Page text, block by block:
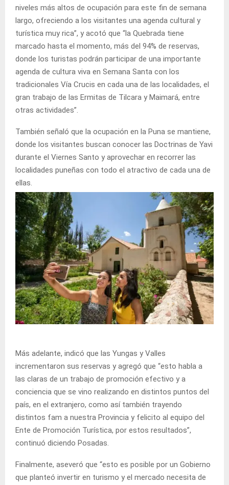
niveles más altos de ocupación para este fin de semana
largo, ofreciendo a los visitantes una agenda cultural y
turística muy rica”, y acotó que “la Quebrada tiene
marcado hasta el momento, más del 94% de reservas,
donde los turistas podrán participar de una importante
agenda de cultura viva en Semana Santa con los
tradicionales Vía Crucis en cada una de las localidades, el
gran trabajo de las Ermitas de Tilcara y Maimará, entre
otras actividades”.
También señaló que la ocupación en la Puna se mantiene,
donde los visitantes buscan conocer las Doctrinas de Yavi
durante el Viernes Santo y aprovechar en recorrer las
localidades puneñas con todo el atractivo de cada una de
ellas.
Más adelante, indicó que las Yungas y Valles
incrementaron sus reservas y agregó que “esto habla a
las claras de un trabajo de promoción efectivo y a
conciencia que se vino realizando en distintos puntos del
país, en el extranjero, como así también trayendo
distintos fam a nuestra Provincia y felicito al equipo del
Ente de Promoción Turística, por estos resultados”,
continuó diciendo Posadas.
Finalmente, aseveró que “esto es posible por un Gobierno
que planteó invertir en turismo y el mercado necesita de